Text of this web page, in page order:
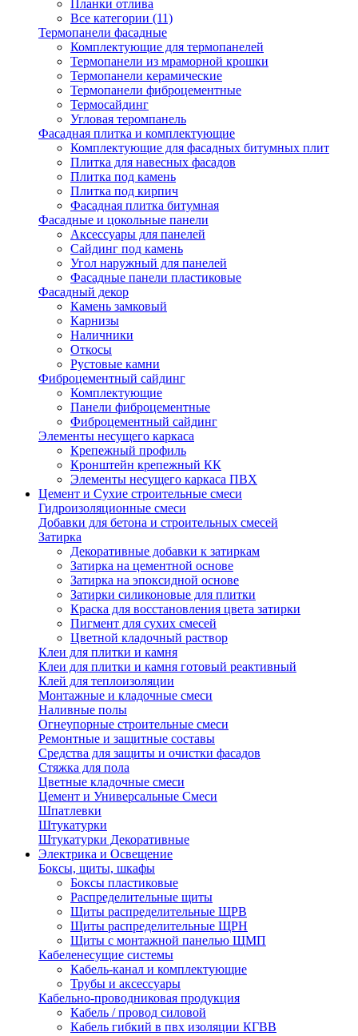
Планки отлива
Все категории (11)
Термопанели фасадные
Комплектующие для термопанелей
Термопанели из мраморной крошки
Термопанели керамические
Термопанели фиброцементные
Термосайдинг
Угловая теромпанель
Фасадная плитка и комплектующие
Комплектующие для фасадных битумных плит
Плитка для навесных фасадов
Плитка под камень
Плитка под кирпич
Фасадная плитка битумная
Фасадные и цокольные панели
Аксессуары для панелей
Сайдинг под камень
Угол наружный для панелей
Фасадные панели пластиковые
Фасадный декор
Камень замковый
Карнизы
Наличники
Откосы
Рустовые камни
Фиброцементный сайдинг
Комплектующие
Панели фиброцементные
Фиброцементный сайдинг
Элементы несущего каркаса
Крепежный профиль
Кронштейн крепежный КК
Элементы несущего каркаса ПВХ
Цемент и Сухие строительные смеси
Гидроизоляционные смеси
Добавки для бетона и строительных смесей
Затирка
Декоративные добавки к затиркам
Затирка на цементной основе
Затирка на эпоксидной основе
Затирки силиконовые для плитки
Краска для восстановления цвета затирки
Пигмент для сухих смесей
Цветной кладочный раствор
Клеи для плитки и камня
Клеи для плитки и камня готовый реактивный
Клей для теплоизоляции
Монтажные и кладочные смеси
Наливные полы
Огнеупорные строительные смеси
Ремонтные и защитные составы
Средства для защиты и очистки фасадов
Стяжка для пола
Цветные кладочные смеси
Цемент и Универсальные Смеси
Шпатлевки
Штукатурки
Штукатурки Декоративные
Электрика и Освещение
Боксы, щиты, шкафы
Боксы пластиковые
Распределительные щиты
Щиты распределительные ЩРВ
Щиты распределительные ЩРН
Щиты с монтажной панелью ЩМП
Кабеленесущие системы
Кабель-канал и комплектующие
Трубы и аксессуары
Кабельно-проводниковая продукция
Кабель / провод силовой
Кабель гибкий в пвх изоляции КГВВ